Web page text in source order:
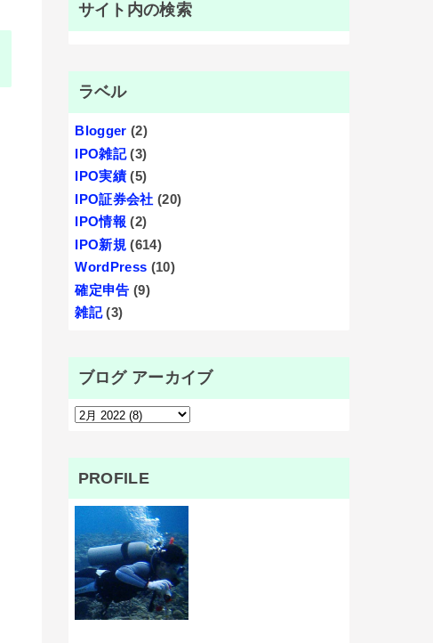
サイト内の検索
ラベル
Blogger (2)
IPO雑記 (3)
IPO実績 (5)
IPO証券会社 (20)
IPO情報 (2)
IPO新規 (614)
WordPress (10)
確定申告 (9)
雑記 (3)
ブログ アーカイブ
PROFILE